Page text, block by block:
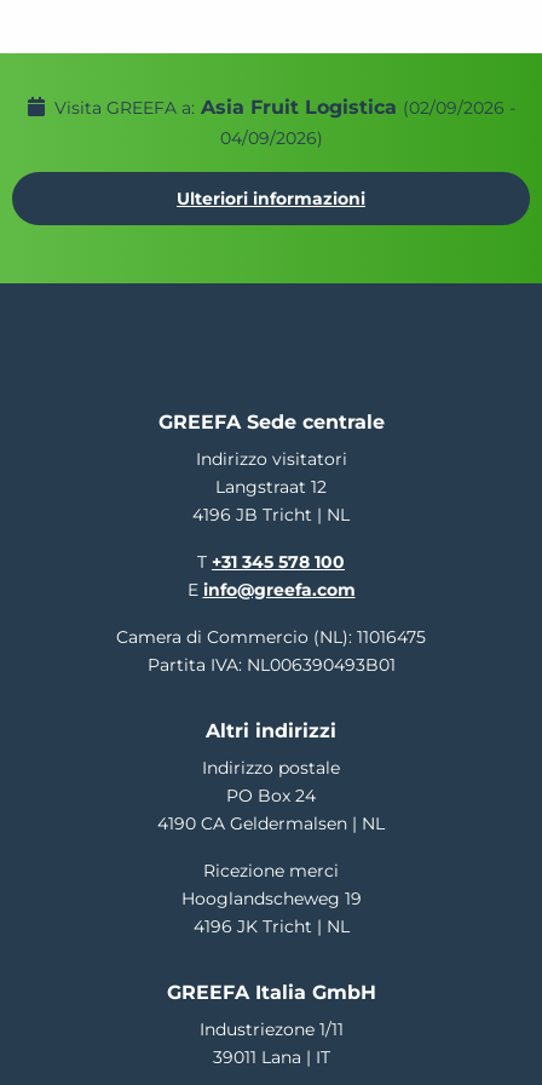
Visita GREEFA a: Asia Fruit Logistica (02/09/2026 -
04/09/2026)
Ulteriori informazioni
GREEFA Sede centrale
Indirizzo visitatori
Langstraat 12
4196 JB Tricht | NL
T +31 345 578 100
E info@greefa.com
Camera di Commercio (NL): 11016475
Partita IVA: NL006390493B01
Altri indirizzi
Indirizzo postale
PO Box 24
4190 CA Geldermalsen | NL
Ricezione merci
Hooglandscheweg 19
4196 JK Tricht | NL
GREEFA Italia GmbH
Industriezone 1/11
39011 Lana | IT